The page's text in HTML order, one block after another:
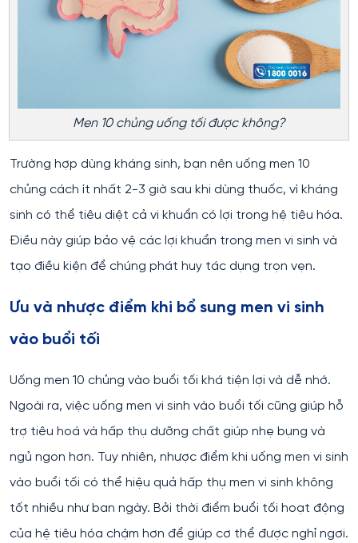
Men 10 chủng uống tối được không?
Trường hợp dùng kháng sinh, bạn nên uống men 10
chủng cách ít nhất 2-3 giờ sau khi dùng thuốc, vì kháng
sinh có thể tiêu diệt cả vi khuẩn có lợi trong hệ tiêu hóa.
Điều này giúp bảo vệ các lợi khuẩn trong men vi sinh và
tạo điều kiện để chúng phát huy tác dụng trọn vẹn.
Ưu và nhược điểm khi bổ sung men vi sinh
vào buổi tối
Uống men 10 chủng vào buổi tối khá tiện lợi và dễ nhớ.
Ngoài ra, việc uống men vi sinh vào buổi tối cũng giúp hỗ
trợ tiêu hoá và hấp thụ dưỡng chất giúp nhẹ bụng và
ngủ ngon hơn. Tuy nhiên, nhược điểm khi uống men vi sinh
vào buổi tối có thể hiệu quả hấp thụ men vi sinh không
tốt nhiều như ban ngày. Bởi thời điểm buổi tối hoạt động
của hệ tiêu hóa chậm hơn để giúp cơ thể được nghỉ ngơi.